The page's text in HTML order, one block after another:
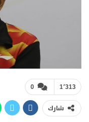
0 1٬313
شارك